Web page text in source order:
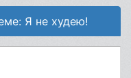
Я не худею!